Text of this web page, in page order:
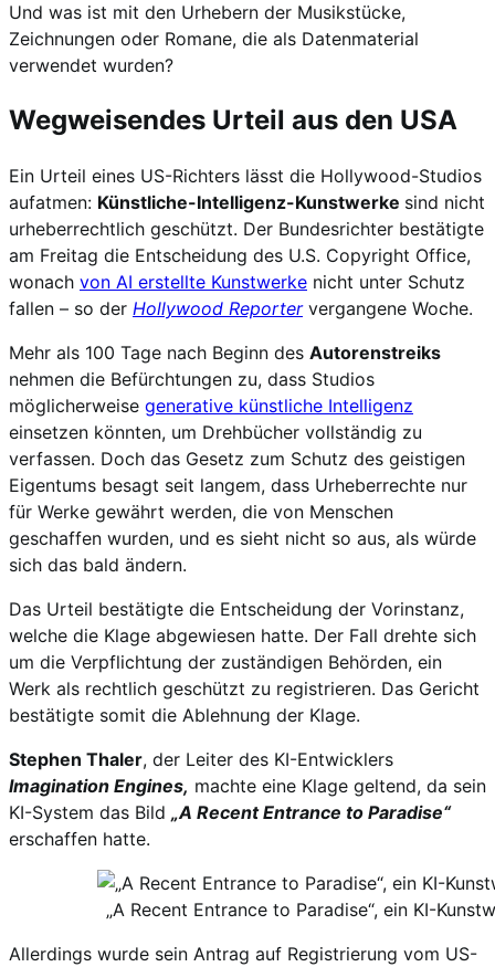
Und was ist mit den Urhebern der Musikstücke,
Zeichnungen oder Romane, die als Datenmaterial
verwendet wurden?
Wegweisendes Urteil aus den USA
Ein Urteil eines US-Richters lässt die Hollywood-Studios
aufatmen: Künstliche-Intelligenz-Kunstwerke sind nicht
urheberrechtlich geschützt. Der Bundesrichter bestätigte
am Freitag die Entscheidung des U.S. Copyright Office,
wonach von AI erstellte Kunstwerke nicht unter Schutz
fallen – so der Hollywood Reporter vergangene Woche.
Mehr als 100 Tage nach Beginn des Autorenstreiks
nehmen die Befürchtungen zu, dass Studios
möglicherweise generative künstliche Intelligenz
einsetzen könnten, um Drehbücher vollständig zu
verfassen. Doch das Gesetz zum Schutz des geistigen
Eigentums besagt seit langem, dass Urheberrechte nur
für Werke gewährt werden, die von Menschen
geschaffen wurden, und es sieht nicht so aus, als würde
sich das bald ändern.
Das Urteil bestätigte die Entscheidung der Vorinstanz,
welche die Klage abgewiesen hatte. Der Fall drehte sich
um die Verpflichtung der zuständigen Behörden, ein
Werk als rechtlich geschützt zu registrieren. Das Gericht
bestätigte somit die Ablehnung der Klage.
Stephen Thaler, der Leiter des KI-Entwicklers
Imagination Engines, machte eine Klage geltend, da sein
KI-System das Bild „A Recent Entrance to Paradise“
erschaffen hatte.
„A Recent Entrance to Paradise“, ein KI-
Allerdings wurde sein Antrag auf Registrierung vom US-